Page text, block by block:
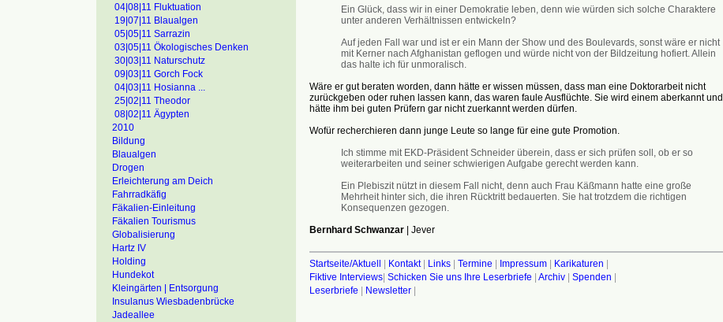
04|08|11 Fluktuation
19|07|11 Blaualgen
05|05|11 Sarrazin
03|05|11 Ökologisches Denken
30|03|11 Naturschutz
09|03|11 Gorch Fock
04|03|11 Hosianna ...
25|02|11 Theodor
08|02|11 Ägypten
2010
Bildung
Blaualgen
Drogen
Erleichterung am Deich
Fahrradkäfig
Fäkalien-Einleitung
Fäkalien Tourismus
Globalisierung
Hartz IV
Holding
Hundekot
Kleingärten | Entsorgung
Insulanus Wiesbadenbrücke
Jadeallee
Ein Glück, dass wir in einer Demokratie leben, denn wie würden sich solche Charaktere
unter anderen Verhältnissen entwickeln?
Auf jeden Fall war und ist er ein Mann der Show und des Boulevards, sonst wäre er nicht
mit Kerner nach Afghanistan geflogen und würde nicht von der Bildzeitung hofiert. Allein
das halte ich für unmoralisch.
Wäre er gut beraten worden, dann hätte er wissen müssen, dass man eine Doktorarbeit nicht
zurückgeben oder ruhen lassen kann, das waren faule Ausflüchte. Sie wird einem aberkannt und
hätte ihm bei guten Prüfern gar nicht zuerkannt werden dürfen.
Wofür recherchieren dann junge Leute so lange für eine gute Promotion.
Ich stimme mit EKD-Präsident Schneider überein, dass er sich prüfen soll, ob er so
weiterarbeiten und seiner schwierigen Aufgabe gerecht werden kann.
Ein Plebiszit nützt in diesem Fall nicht, denn auch Frau Käßmann hatte eine große
Mehrheit hinter sich, die ihren Rücktritt bedauerten. Sie hat trotzdem die richtigen
Konsequenzen gezogen.
Bernhard Schwanzar | Jever
Startseite/Aktuell | Kontakt| Links| Termine | Impressum| Karikaturen |
Fiktive Interviews| Schicken Sie uns Ihre Leserbriefe | Archiv| Spenden |
Leserbriefe | Newsletter|